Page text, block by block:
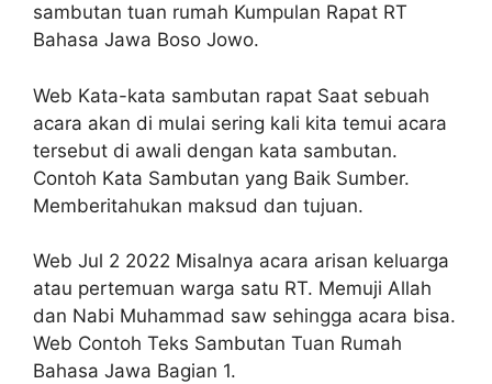
sambutan tuan rumah Kumpulan Rapat RT
Bahasa Jawa Boso Jowo.
Web Kata-kata sambutan rapat Saat sebuah
acara akan di mulai sering kali kita temui acara
tersebut di awali dengan kata sambutan.
Contoh Kata Sambutan yang Baik Sumber.
Memberitahukan maksud dan tujuan.
Web Jul 2 2022 Misalnya acara arisan keluarga
atau pertemuan warga satu RT. Memuji Allah
dan Nabi Muhammad saw sehingga acara bisa.
Web Contoh Teks Sambutan Tuan Rumah
Bahasa Jawa Bagian 1.